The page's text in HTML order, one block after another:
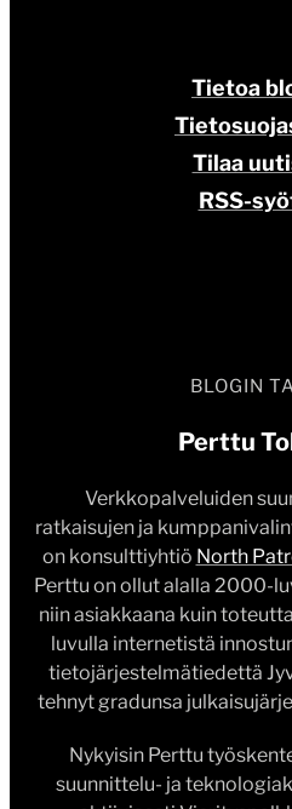
BLOGIN
Perttu
Verkkopalveluiden
ratkaisujen ja
on konsulttiyhtiö North
Perttu on ollut alalla 2000-
niin asiakkaana kuin
luvulla internetistä
tietojärjestelmätiedettä
tehnyt gradunsa
Nykyisin Perttu
suunnittelu- ja
Tietoa
Tilaa
RSS-